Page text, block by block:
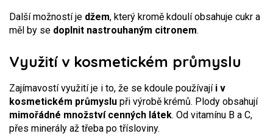
Další možností je džem, který kromě kdoulí obsahuje cukr a
měl by se doplnit nastrouhaným citronem.
Využití v kosmetickém průmyslu
Zajímavostí využití je i to, že se kdoule používají i v
kosmetickém průmyslu při výrobě krémů. Plody obsahují
mimořádné množství cenných látek. Od vitamínu B a C,
přes minerály až třeba po třísloviny.